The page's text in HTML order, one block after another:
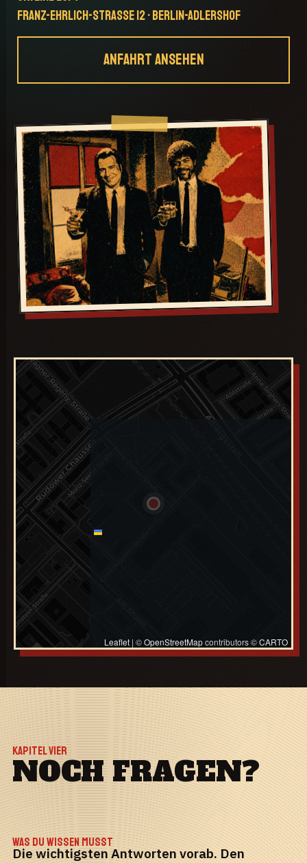
FRANZ-EHRLICH-STRASSE 12 · BERLIN-ADLERSHOF
ANFAHRT ANSEHEN
Leaflet | ©OpenStreetMapcontributors ©CARTO
KAPITEL VIER
NOCH FRAGEN?
WAS DU WISSEN MUSST
Die wichtigsten Antworten vorab. Den